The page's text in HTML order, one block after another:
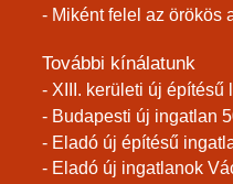
- Miként felel az örökös
További kínálatunk
- XIII. kerületi új építésű
- Budapesti új ingatlan
- Eladó új építésű
- Eladó új ingatlanok